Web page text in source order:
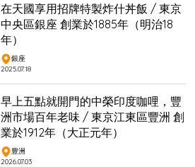
在天國享用招牌特製炸什丼飯 / 東京
中央區銀座 創業於1885年（明治18
年）
銀座
2025.07.18
早上五點就開門的中榮印度咖哩，豐
洲市場百年老味 / 東京江東區豐洲 創
業於1912年（大正元年）
豊洲
2026.07.03